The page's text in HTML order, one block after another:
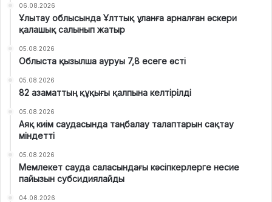
06.08.2026
Ұлытау облысында Ұлттық ұланға арналған әскери
қалашық салынып жатыр
05.08.2026
Облыста қызылша ауруы 7,8 есеге өсті
05.08.2026
82 азаматтың құқығы қалпына келтірілді
05.08.2026
Аяқ киім саудасында таңбалау талаптарын сақтау
міндетті
05.08.2026
Мемлекет сауда саласындағы кәсіпкерлерге несие
пайызын субсидиялайды
04.08.2026